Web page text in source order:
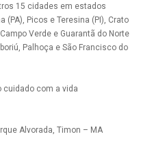
15 cidades em estados
(PA), Picos e Teresina (PI), Crato
Verde e Guarantã do Norte
Palhoça e São Francisco do
cuidado com a vida
Alvorada, Timon – MA